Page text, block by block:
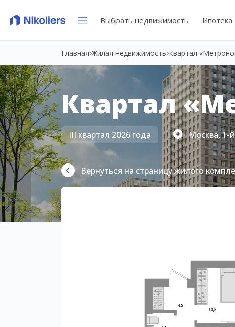
Выбрать недвижимость Ипотека
Главная Жилая недвижимость Квартал
Квартал
III квартал 2026 года Москва, 1-
Вернуться на страницу жилого